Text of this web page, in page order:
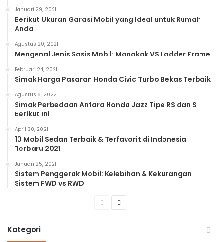
Januari 29, 2021
Berikut Ukuran Garasi Mobil yang Ideal untuk Rumah
Anda
Agustus 20, 2021
Mengenal Jenis Sasis Mobil: Monokok VS Ladder Frame
Februari 24, 2021
Simak Harga Pasaran Honda Civic Turbo Bekas Terbaik
Agustus 8, 2022
Simak Perbedaan Antara Honda Jazz Tipe RS dan S
Berikut Ini
April 30, 2021
10 Mobil Sedan Terbaik & Terfavorit di Indonesia
Terbaru 2021
Januari 25, 2021
Sistem Penggerak Mobil: Kelebihan & Kekurangan
Sistem FWD vs RWD
PreviousNext
Kategori